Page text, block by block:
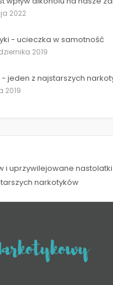
2022
- ucieczka w samotność
2019
jeden z najstarszych
2019
i uprzywilejowane nastolatki
narkotyków